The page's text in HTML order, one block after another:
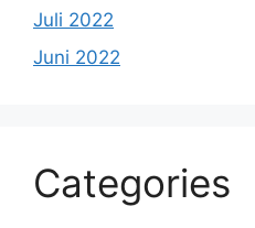
Juli 2022
Juni 2022
Categories